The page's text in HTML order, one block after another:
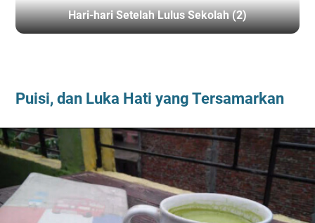
Hari-hari Setelah Lulus Sekolah (2)
Puisi, dan Luka Hati yang Tersamarkan